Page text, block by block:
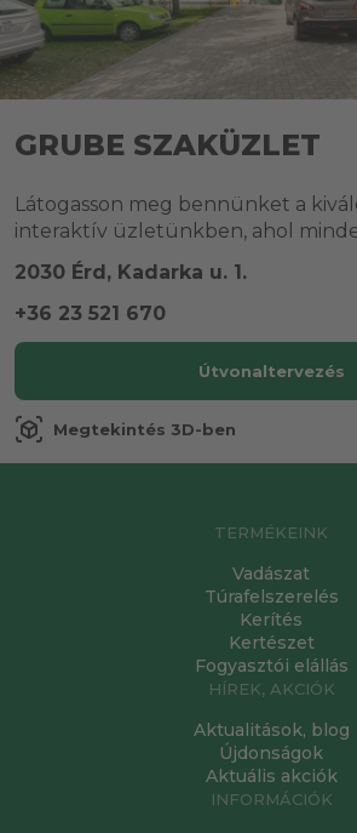
GRUBE SZAKÜZLET
Látogasson meg bennünket a
interaktív üzletünkben, ahol
2030 Érd, Kadarka u. 1.
+36 23 521 670
Útvonaltervezés
view_in_ar Megtekintés 3D-ben
TERMÉKEINK
Vadászat
Túrafelszerelés
Kerítés
Kertészet
Fogyasztói elállás
HÍREK, AKCIÓK
Aktualitások, blog
Újdonságok
Aktuális akciók
INFORMÁCIÓK